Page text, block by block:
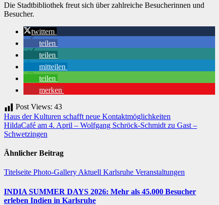
Die Stadtbibliothek freut sich über zahlreiche Besucherinnen und
Besucher.
twittern
teilen
teilen
mitteilen
teilen
merken
Post Views: 43
Beitragsnavigation
Haus der Kulturen schafft neue Kontaktmöglichkeiten
HildaCafé am 4. April – Wolfgang Schröck-Schmidt zu Gast –
Schwetzingen
Ähnlicher Beitrag
Titelseite Photo-Gallery Aktuell Karlsruhe Veranstaltungen
INDIA SUMMER DAYS 2026: Mehr als 45.000 Besucher
erleben Indien in Karlsruhe